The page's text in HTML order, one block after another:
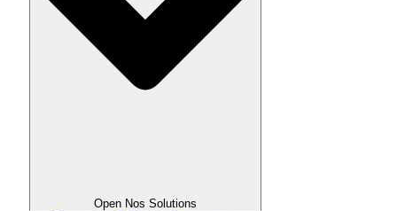
Open Nos Solutions